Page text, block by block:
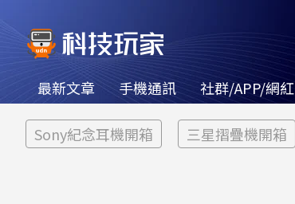
最新文章 手機通訊 社群/APP/網紅
Sony紀念耳機開箱 三星摺疊機開箱